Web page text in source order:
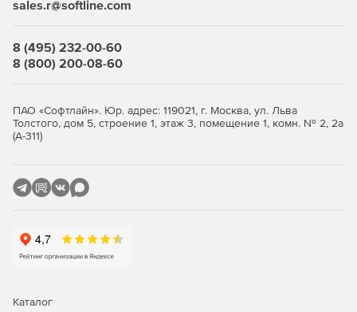
Установка по локальной сети через интерфейс
Установка с помощью групповых политик.
Windows 7, 8, 8.1, 10 или Windows Server 2012, 2016,
РЕД ОС
sales.r@softline.com
8 (495) 232-00-60
8 (800) 200-08-60
ПАО «Софтлайн». Юр. адрес: 119021, г. Москва, ул. Льва
Толстого, дом 5, строение 1, этаж 3, помещение 1, комн. № 2, 2а
(А-311)
Каталог